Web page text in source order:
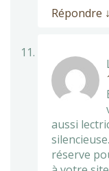
Répondre ↓
aussi
réserve